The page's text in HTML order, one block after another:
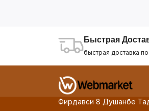
Быстрая
быстрая доставка
Фирдавси 8 Душанбе